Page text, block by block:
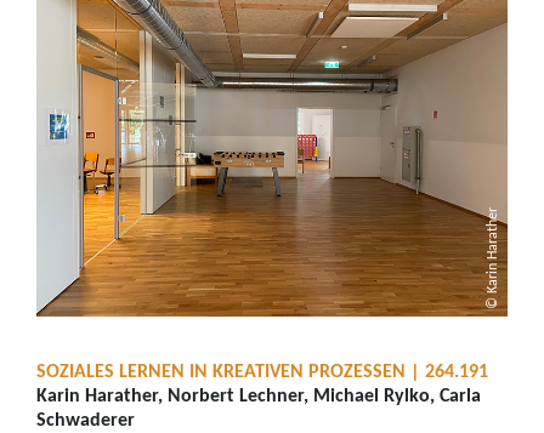
© Karin Harather
SOZIALES LERNEN IN KREATIVEN PROZESSEN | 264.191
Karin Harather, Norbert Lechner, Michael Rylko, Carla
Schwaderer